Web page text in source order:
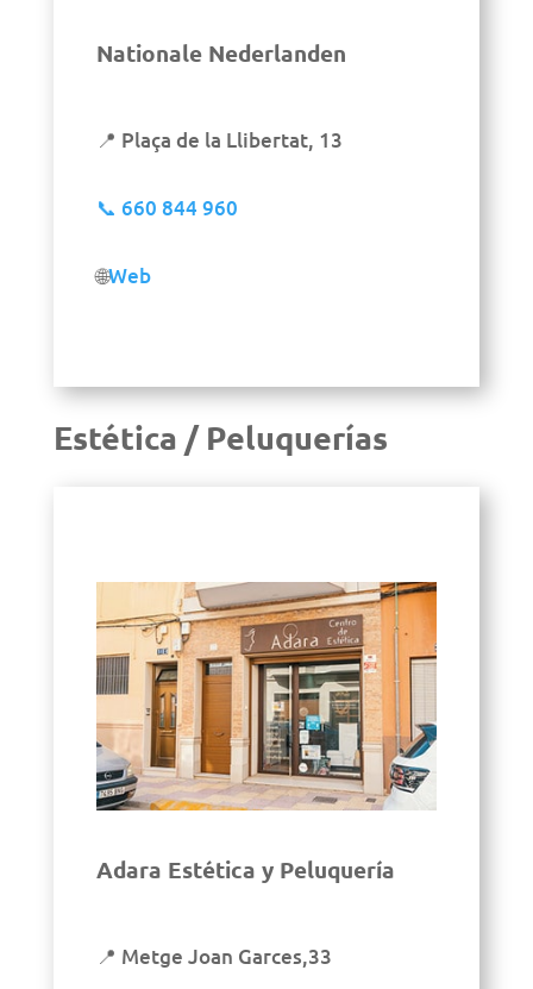
Nationale Nederlanden
📍 Plaça de la Llibertat, 13
📞 660 844 960
🌐Web
Estética / Peluquerías
Adara Estética y Peluquería
📍 Metge Joan Garces,33